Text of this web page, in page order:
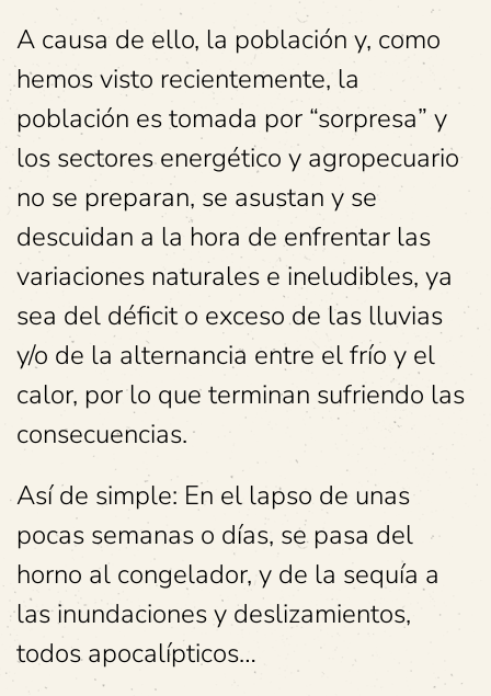
A causa de ello, la población y, como
hemos visto recientemente, la
población es tomada por “sorpresa” y
los sectores energético y agropecuario
no se preparan, se asustan y se
descuidan a la hora de enfrentar las
variaciones naturales e ineludibles, ya
sea del déficit o exceso de las lluvias
y/o de la alternancia entre el frío y el
calor, por lo que terminan sufriendo las
consecuencias.
Así de simple: En el lapso de unas
pocas semanas o días, se pasa del
horno al congelador, y de la sequía a
las inundaciones y deslizamientos,
todos apocalípticos…